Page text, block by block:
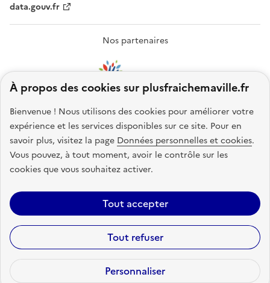
À propos des cookies sur plusfraichemaville.fr
Bienvenue ! Nous utilisons des cookies pour améliorer votre
expérience et les services disponibles sur ce site. Pour en
savoir plus, visitez la page Données personnelles et cookies.
Vous pouvez, à tout moment, avoir le contrôle sur les
cookies que vous souhaitez activer.
Tout accepter
Tout refuser
Personnaliser
data.gouv.fr
Nos partenaires
Accessibilité : non conforme Mentions légales Politique de
confidentialité Plan du site Gestion des cookies Statistiques Lettre
d’information
Code source
Sauf mention explicite de propriété intellectuelle détenue par des tiers,
les contenus de ce site sont proposés souslicence etalab-2.0